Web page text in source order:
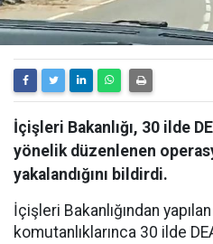
İçişleri Bakanlığı, 30 ilde
yönelik düzenlenen
yakalandığını bildirdi.
İçişleri Bakanlığından
komutanlıklarınca 30 ilde